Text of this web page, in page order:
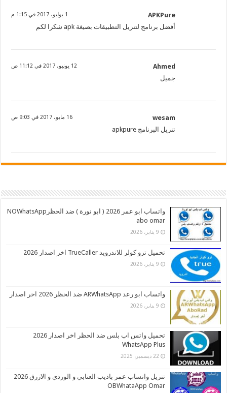
APKPure 1 يوليو، 2017 في 1:15 م
أفضل برنامج لتنزيل التطبيقات بصيغة apk شكرا لكم
Ahmed 12 يونيو، 2017 في 11:12 ص
جميل
wesam 16 مايو، 2017 في 9:03 ص
تنزيل البرنامج apkpure
واتساب ابو عمر 2026 ( ابو نورة ) ضد الحظرNOWhatsApp
abo omar
9 يناير، 2026
تحميل ترو كولر للاندرويد TrueCaller اخر اصدار 2026
9 يناير، 2026
واتساب ابو رعد ARWhatsApp ضد الحظر 2026 اخر اصدار
9 يناير، 2026
تحميل واتس اب بلس ضد الحظر اخر اصدار 2026
WhatsApp Plus
22 ديسمبر، 2025
تنزيل واتساب عمر باذيب العنابي و الوردي و الازرق 2026
OBWhataApp Omar